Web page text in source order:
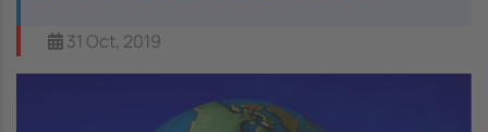
31 Oct, 2019